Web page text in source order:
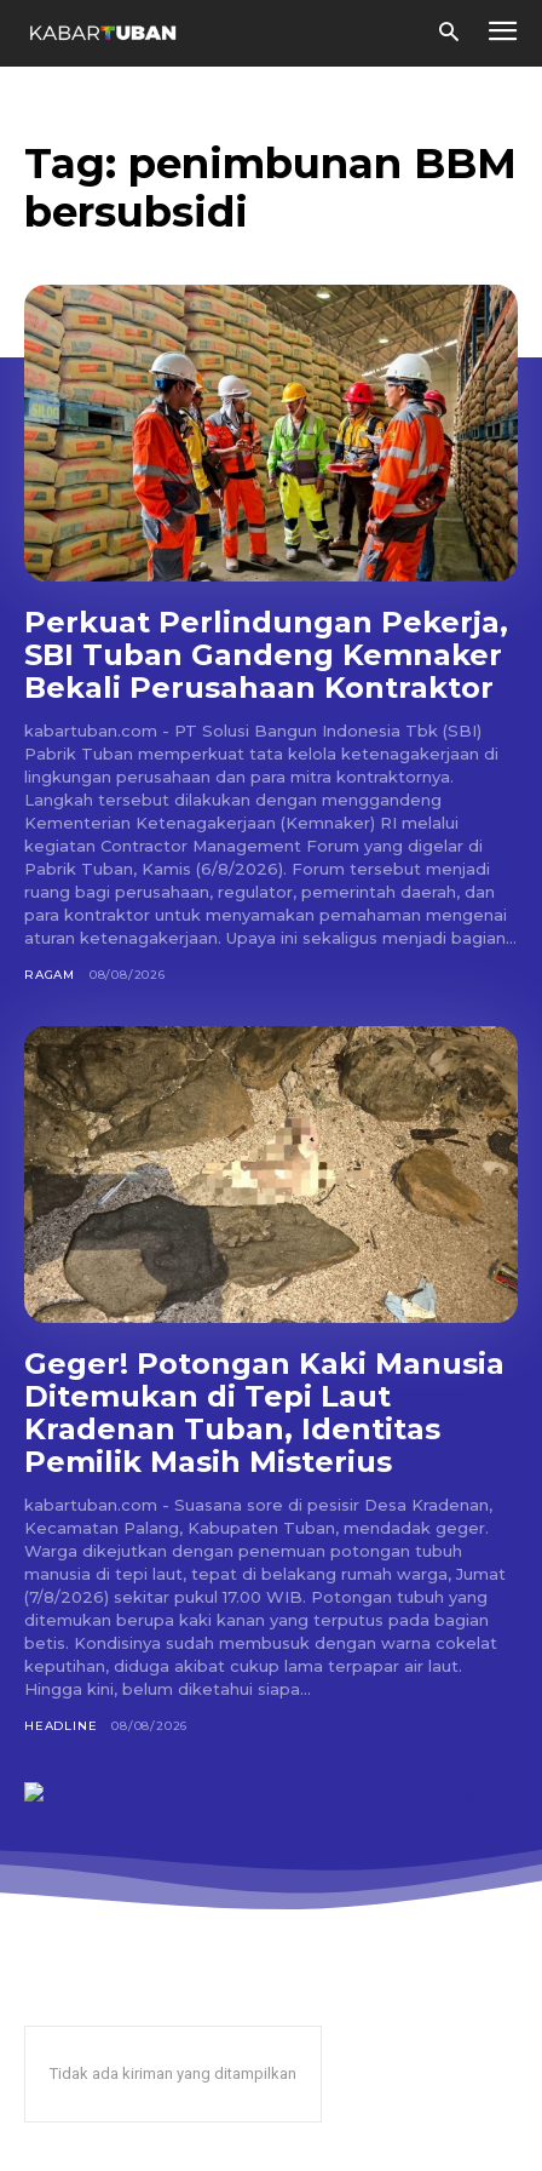
Tag: penimbunan BBM
bersubsidi
Perkuat Perlindungan Pekerja,
SBI Tuban Gandeng Kemnaker
Bekali Perusahaan Kontraktor
kabartuban.com - PT Solusi Bangun Indonesia Tbk (SBI)
Pabrik Tuban memperkuat tata kelola ketenagakerjaan di
lingkungan perusahaan dan para mitra kontraktornya.
Langkah tersebut dilakukan dengan menggandeng
Kementerian Ketenagakerjaan (Kemnaker) RI melalui
kegiatan Contractor Management Forum yang digelar di
Pabrik Tuban, Kamis (6/8/2026). Forum tersebut menjadi
ruang bagi perusahaan, regulator, pemerintah daerah, dan
para kontraktor untuk menyamakan pemahaman mengenai
aturan ketenagakerjaan. Upaya ini sekaligus menjadi bagian...
RAGAM 08/08/2026
Geger! Potongan Kaki Manusia
Ditemukan di Tepi Laut
Kradenan Tuban, Identitas
Pemilik Masih Misterius
kabartuban.com - Suasana sore di pesisir Desa Kradenan,
Kecamatan Palang, Kabupaten Tuban, mendadak geger.
Warga dikejutkan dengan penemuan potongan tubuh
manusia di tepi laut, tepat di belakang rumah warga, Jumat
(7/8/2026) sekitar pukul 17.00 WIB. Potongan tubuh yang
ditemukan berupa kaki kanan yang terputus pada bagian
betis. Kondisinya sudah membusuk dengan warna cokelat
keputihan, diduga akibat cukup lama terpapar air laut.
Hingga kini, belum diketahui siapa...
HEADLINE 08/08/2026
Tidak ada kiriman yang ditampilkan